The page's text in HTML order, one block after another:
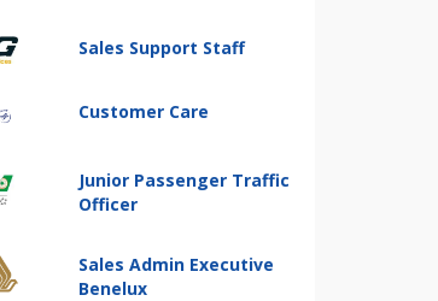
Sales Support Staff
Customer Care
Junior Passenger Traffic
Officer
Sales Admin Executive
Benelux